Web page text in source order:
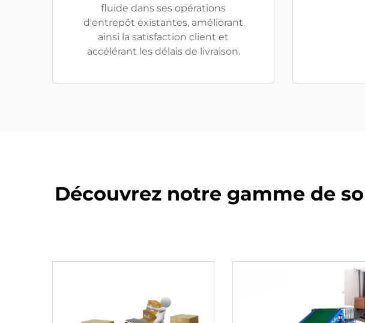
fluide dans ses opérations
d'entrepôt existantes, améliorant
ainsi la satisfaction client et
accélérant les délais de livraison.
Découvrez notre gamme de